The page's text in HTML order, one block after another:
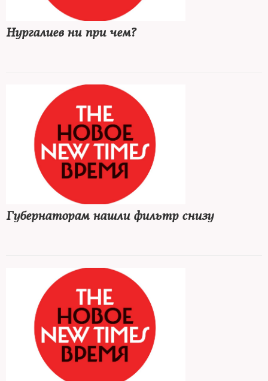
Нургалиев ни при чем?
Губернаторам нашли фильтр снизу